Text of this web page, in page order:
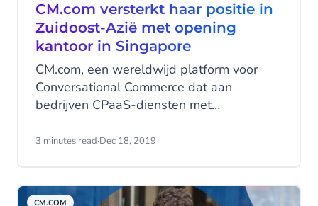
CM.com versterkt haar positie in
Zuidoost-Azië met opening
kantoor in Singapore
CM.com, een wereldwijd platform voor
Conversational Commerce dat aan
bedrijven CPaaS-diensten met
heeft in Singapore een regionaal kantoor
3 minutes read·Dec 18, 2019
CM.COM